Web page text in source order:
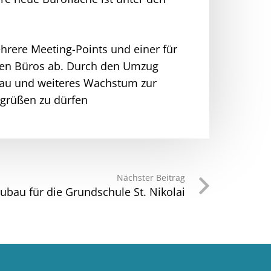
Meeting-Points und einer für
Büros ab. Durch den Umzug
und weiteres Wachstum zur
zu dürfen
Nächster Beitrag
für die Grundschule St. Nikolai